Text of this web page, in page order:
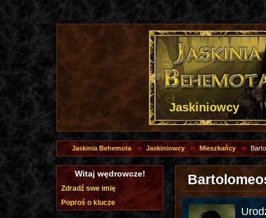
Jaskiniowcy
Jaskinia Behemota Jaskiniowcy Mieszkańcy
Witaj wędrowcze!
Zdradź swe imię
Poproś o klucze